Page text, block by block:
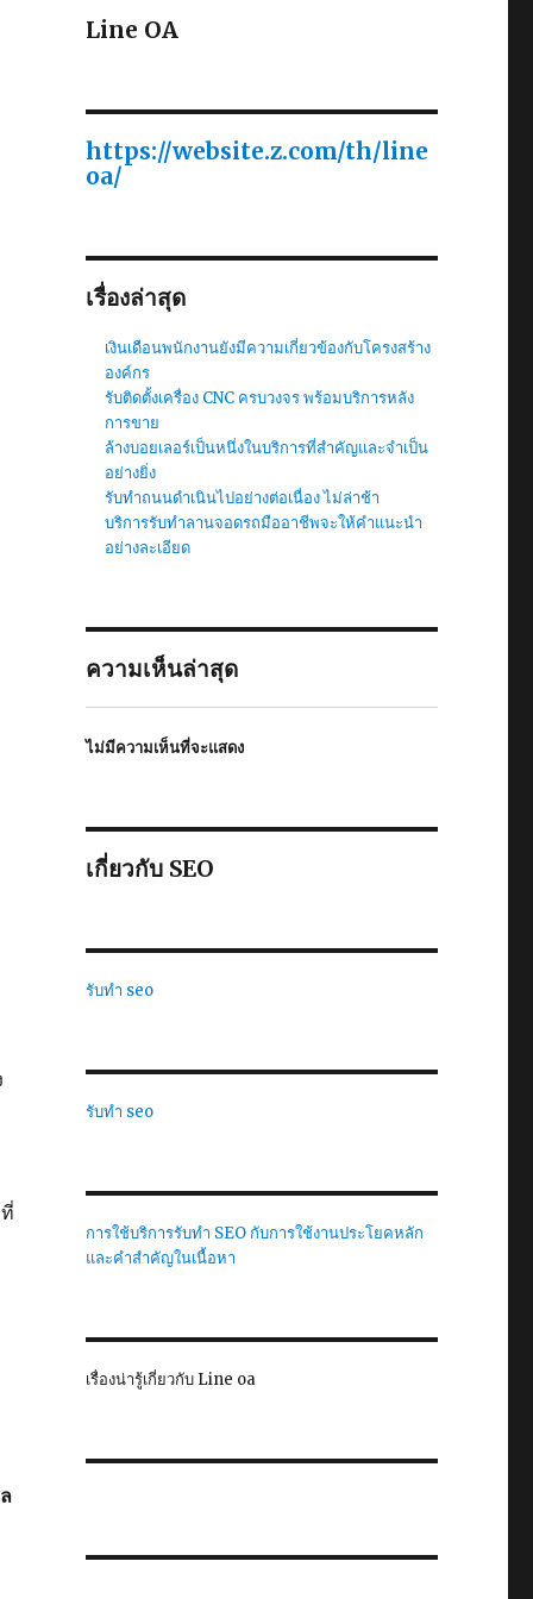
Line OA
https://website.z.com/th/line
oa/
เรื่องล่าสุด
เงินเดือนพนักงานยังมีความเกี่ยวข้องกับโครงสร้าง
องค์กร
รับติดตั้งเครื่อง CNC ครบวงจร พร้อมบริการหลัง
การขาย
ล้างบอยเลอร์เป็นหนึ่งในบริการที่สำคัญและจำเป็น
อย่างยิ่ง
รับทำถนนดำเนินไปอย่างต่อเนื่อง ไม่ล่าช้า
บริการรับทำลานจอดรถมืออาชีพจะให้คำแนะนำ
อย่างละเอียด
ความเห็นล่าสุด
ไม่มีความเห็นที่จะแสดง
เกี่ยวกับ SEO
รับทำ seo
รับทำ seo
การใช้บริการรับทำ SEO กับการใช้งานประโยคหลัก
และคำสำคัญในเนื้อหา
เรื่องน่ารู้เกี่ยวกับ Line oa